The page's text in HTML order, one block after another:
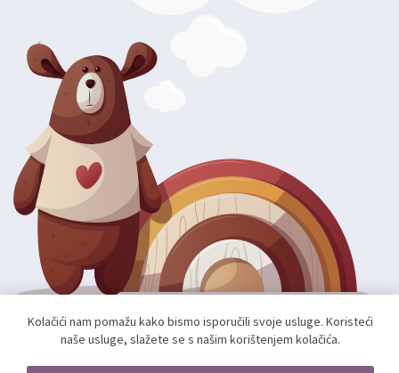
Autorska prava; 2026 mae.hr. Sva prava pridržana.
Kolačići nam pomažu kako bismo isporučili svoje usluge. Koristeći
naše usluge, slažete se s našim korištenjem kolačića.